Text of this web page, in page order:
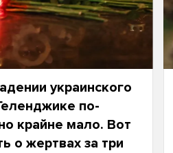
украинского
по-
крайне мало. Вот
о жертвах за три